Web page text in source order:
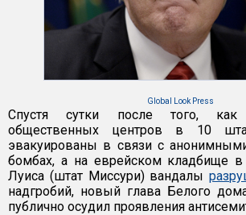
Global Look Press
Спустя сутки после того,
общественных центров в 10
эвакуированы в связи с
бомбах, а на еврейском кладбище в
Луиса (штат Миссури) вандалы
надгробий, новый глава Белого
публично осудил проявления